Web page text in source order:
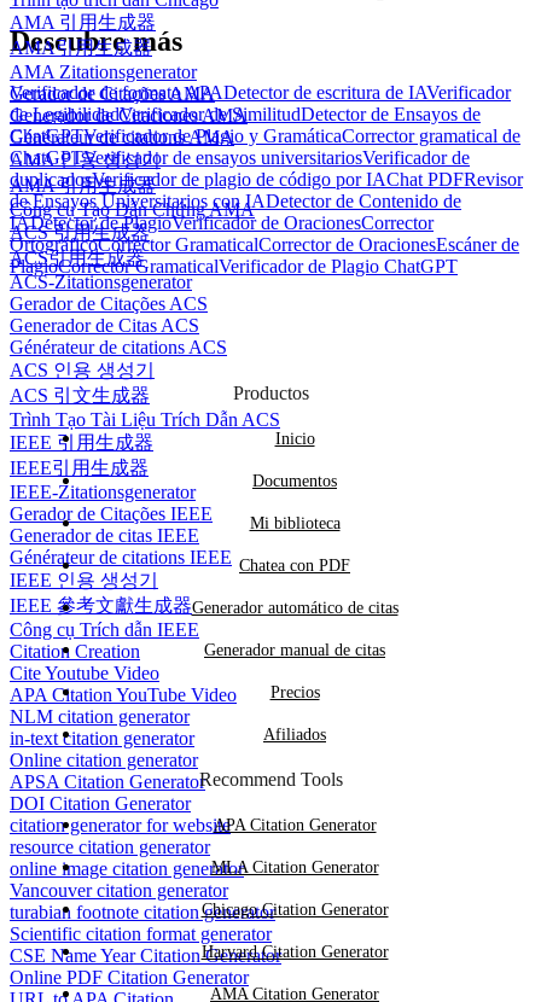
AMA 引用生成器
AMA引用生成器
AMA Zitationsgenerator
Gerador de Citações AMA
Generador de Citaciones AMA
Générateur de citations AMA
AMA 인용 생성기
AMA 引用生成器
Công cụ Tạo Dẫn Chứng AMA
ACS 引用生成器
ACS引用生成器
ACS-Zitationsgenerator
Gerador de Citações ACS
Generador de Citas ACS
Générateur de citations ACS
ACS 인용 생성기
ACS 引文生成器
Trình Tạo Tài Liệu Trích Dẫn ACS
IEEE 引用生成器
IEEE引用生成器
IEEE-Zitationsgenerator
Gerador de Citações IEEE
Generador de citas IEEE
Générateur de citations IEEE
IEEE 인용 생성기
IEEE 參考文獻生成器
Công cụ Trích dẫn IEEE
Citation Creation
Cite Youtube Video
APA Citation YouTube Video
NLM citation generator
in-text citation generator
Online citation generator
APSA Citation Generator
DOI Citation Generator
citation generator for website
resource citation generator
online image citation generator
Vancouver citation generator
turabian footnote citation generator
Scientific citation format generator
CSE Name Year Citation Generator
Online PDF Citation Generator
Descubre más
Verificador de formato APADetector de escritura de IAVerificador
de LegibilidadVerificador de SimilitudDetector de Ensayos de
ChatGPTVerificador de Plagio y GramáticaCorrector gramatical de
ChatGPTVerificador de ensayos universitariosVerificador de
duplicadosVerificador de plagio de código por IAChat PDFRevisor
de Ensayos Universitarios con IADetector de Contenido de
IADetector de PlagioVerificador de OracionesCorrector
OrtográficoCorrector GramaticalCorrector de OracionesEscáner de
PlagioCorrector GramaticalVerificador de Plagio ChatGPT
Productos
Inicio
Documentos
Mi biblioteca
Chatea con PDF
Generador automático de citas
Generador manual de citas
Precios
Afiliados
Recommend Tools
APA Citation Generator
MLA Citation Generator
Chicago Citation Generator
Harvard Citation Generator
AMA Citation Generator